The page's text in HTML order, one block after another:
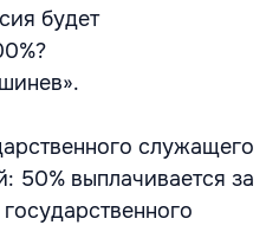
будет
служащего
50% выплачивается за